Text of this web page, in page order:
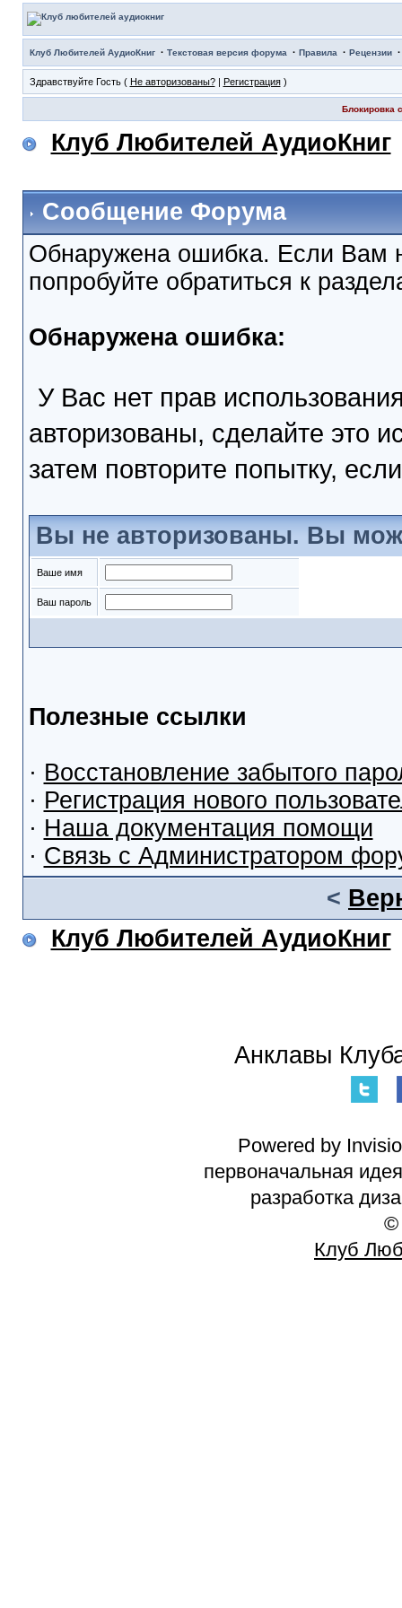
Клуб Любителей АудиоКниг· Текстовая версия форума · Правила · Рецензии
Здравствуйте Гость ( Не авторизованы?| Регистрация)
Блокировка
Клуб Любителей АудиоКниг
Сообщение Форума
Обнаружена ошибка. Если Вам
попробуйте обратиться к
Обнаружена ошибка:
У Вас нет прав
авторизованы, сделайте это
затем повторите попытку,
Вы не авторизованы. Вы
Ваше имя
Ваш пароль
Полезные ссылки
· Восстановление забытого
· Регистрация нового
· Наша документация помощи
· Связь с Администратором
<
Клуб Любителей АудиоКниг
Анклавы
Powered by
первоначальная
разработка
©
Клуб